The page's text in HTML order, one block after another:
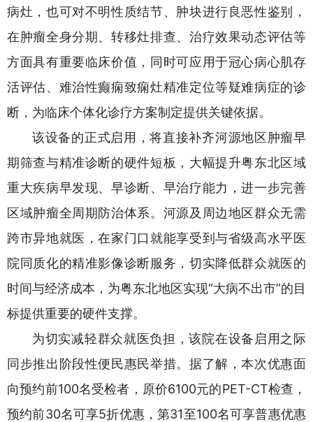
病灶，也可对不明性质结节、肿块进行良恶性鉴别，
在肿瘤全身分期、转移灶排查、治疗效果动态评估等
方面具有重要临床价值，同时可应用于冠心病心肌存
活评估、难治性癫痫致痫灶精准定位等疑难病症的诊
断，为临床个体化诊疗方案制定提供关键依据。
该设备的正式启用，将直接补齐河源地区肿瘤早
期筛查与精准诊断的硬件短板，大幅提升粤东北区域
重大疾病早发现、早诊断、早治疗能力，进一步完善
区域肿瘤全周期防治体系。河源及周边地区群众无需
跨市异地就医，在家门口就能享受到与省级高水平医
院同质化的精准影像诊断服务，切实降低群众就医的
时间与经济成本，为粤东北地区实现“大病不出市”的目
标提供重要的硬件支撑。
为切实减轻群众就医负担，该院在设备启用之际
同步推出阶段性便民惠民举措。据了解，本次优惠面
向预约前100名受检者，原价6100元的PET-CT检查，
预约前30名可享5折优惠，第31至100名可享普惠优惠